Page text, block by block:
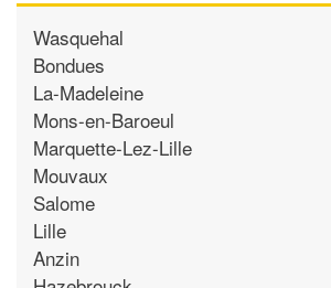
Wasquehal
Bondues
La-Madeleine
Mons-en-Baroeul
Marquette-Lez-Lille
Mouvaux
Salome
Lille
Anzin